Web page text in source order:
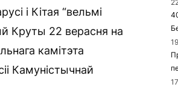
і Кітая “вельмі
Круты 22 верасня на
камітэта
Камуністычнай